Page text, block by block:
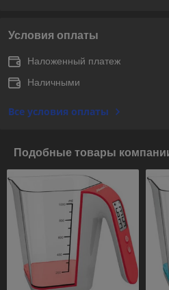
Условия оплаты
Наложенный платеж
Наличными
Все условия оплаты
Подобные товары